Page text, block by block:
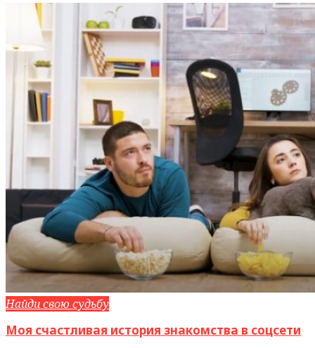
Найди свою судьбу
Моя счастливая история знакомства в соцсети